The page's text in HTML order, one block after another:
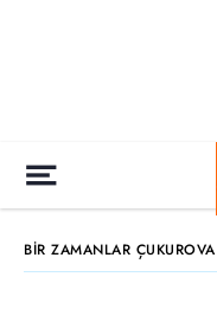
BİR ZAMANLAR ÇUKUROVA